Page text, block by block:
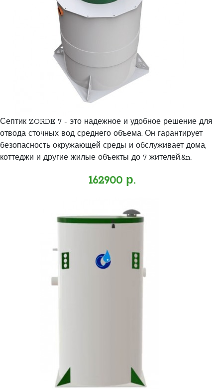
Септик ZORDE 7 - это надежное и удобное решение для
отвода сточных вод среднего объема. Он гарантирует
безопасность окружающей среды и обслуживает дома,
коттеджи и другие жилые объекты до 7 жителей.&n..
162900 р.